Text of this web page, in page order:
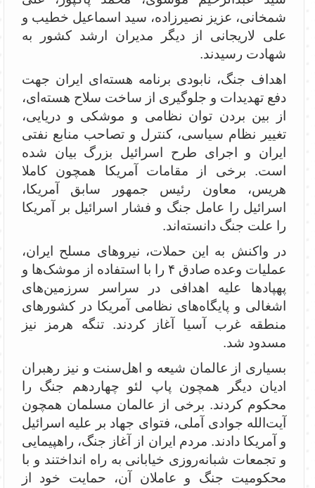
شمخانی، عزیز نصیرزاده، سید اسماعیل خطیب و
علی لاریجانی از دیگر مدیران ارشد کشور به
شهادت رسیدند.
اهداف جنگ،‌ نابودی برنامه هسته‌ای ایران جهت
دفع تهدیدات و جلوگیری از ساخت سلاح هسته‌ای،
از بین بردن توان نظامی و موشکی و دریایی،
تغییر نظام سیاسی، کنترل و تصاحب منابع نفتی
ایران و اجرای طرح اسرائیل بزرگ بیان شده
است. برخی از مقامات آمریکا همچون کاملا
هریس، معاون رئیس جمهور سابق آمریکا،
اسرائیل را عامل جنگ و فشار اسرائیل بر آمریکا
را علت جنگ دانسته‌اند.
در واکنش به این حملات، نیروهای مسلح ایران،
عملیات وعده صادق ۴ را با استفاده از موشک‌ها و
پهپادها علیه اهدافی در سراسر سرزمین‌های
اشغالی و پایگاه‌های نظامی آمریکا در کشورهای
منطقه غرب آسیا آغاز کردند. تنگه هرمز نیز
مسدود شد.
بسیاری از عالمان شیعه و اهل‌سنت و نیز رهبران
ادیان دیگر همچون پاپ لئو چهاردهم جنگ را
محکوم کردند. برخی از عالمان مسلمان همچون
آیت‌الله جوادی آملی، فتوای جهاد بر علیه اسرائیل
و ‌آمریکا دادند. مردم ایران از آغاز جنگ، راهپیمایی
و تجمعات شبانه‌روزی خیابانی به راه انداختند و با
محکومیت جنگ و عاملان آن، حمایت خود از